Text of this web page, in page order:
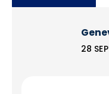
28